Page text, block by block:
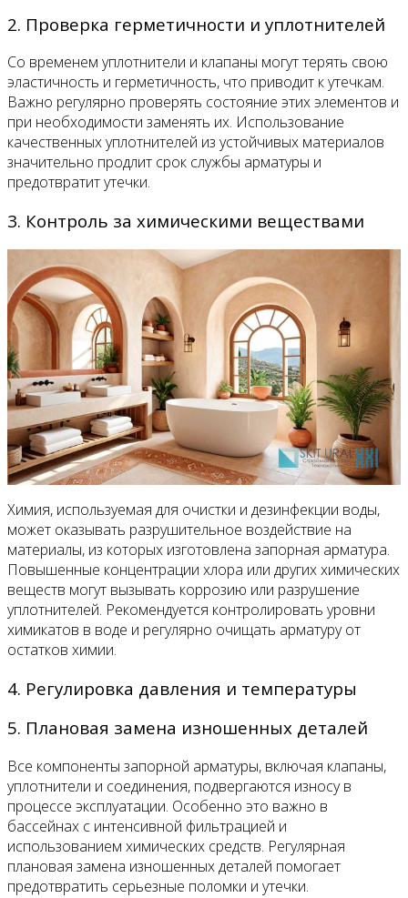
2. Проверка герметичности и уплотнителей
Со временем уплотнители и клапаны могут терять свою
эластичность и герметичность, что приводит к утечкам.
Важно регулярно проверять состояние этих элементов и
при необходимости заменять их. Использование
качественных уплотнителей из устойчивых материалов
значительно продлит срок службы арматуры и
предотвратит утечки.
3. Контроль за химическими веществами
Химия, используемая для очистки и дезинфекции воды,
может оказывать разрушительное воздействие на
материалы, из которых изготовлена запорная арматура.
Повышенные концентрации хлора или других химических
веществ могут вызывать коррозию или разрушение
уплотнителей. Рекомендуется контролировать уровни
химикатов в воде и регулярно очищать арматуру от
остатков химии.
4. Регулировка давления и температуры
5. Плановая замена изношенных деталей
Все компоненты запорной арматуры, включая клапаны,
уплотнители и соединения, подвергаются износу в
процессе эксплуатации. Особенно это важно в
бассейнах с интенсивной фильтрацией и
использованием химических средств. Регулярная
плановая замена изношенных деталей помогает
предотвратить серьезные поломки и утечки.